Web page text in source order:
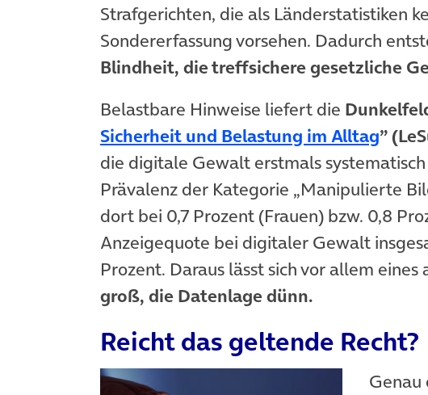
Strafgerichten, die als Länderstatistiken
Sondererfassung vorsehen. Dadurch
Blindheit, die treffsichere gesetzliche
Belastbare Hinweise liefert die
Sicherheit und Belastung im Alltag”
die digitale Gewalt erstmals
Prävalenz der Kategorie „Manipulierte
dort bei 0,7 Prozent (Frauen) bzw. 0,8
Anzeigequote bei digitaler Gewalt
Prozent. Daraus lässt sich vor allem eines
groß, die Datenlage dünn.
Reicht das geltende Recht?
Genau